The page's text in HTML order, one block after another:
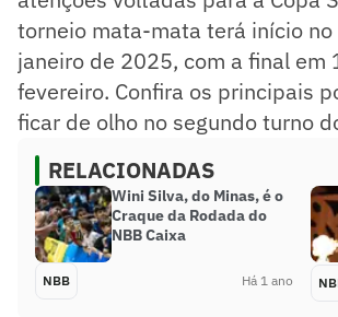
torneio mata-mata terá início
janeiro de 2025, com a final em
fevereiro. Confira os principais
ficar de olho no segundo turno
RELACIONADAS
Wini Silva, do Minas, é o
Craque da Rodada do
NBB Caixa
NBB Há 1 ano